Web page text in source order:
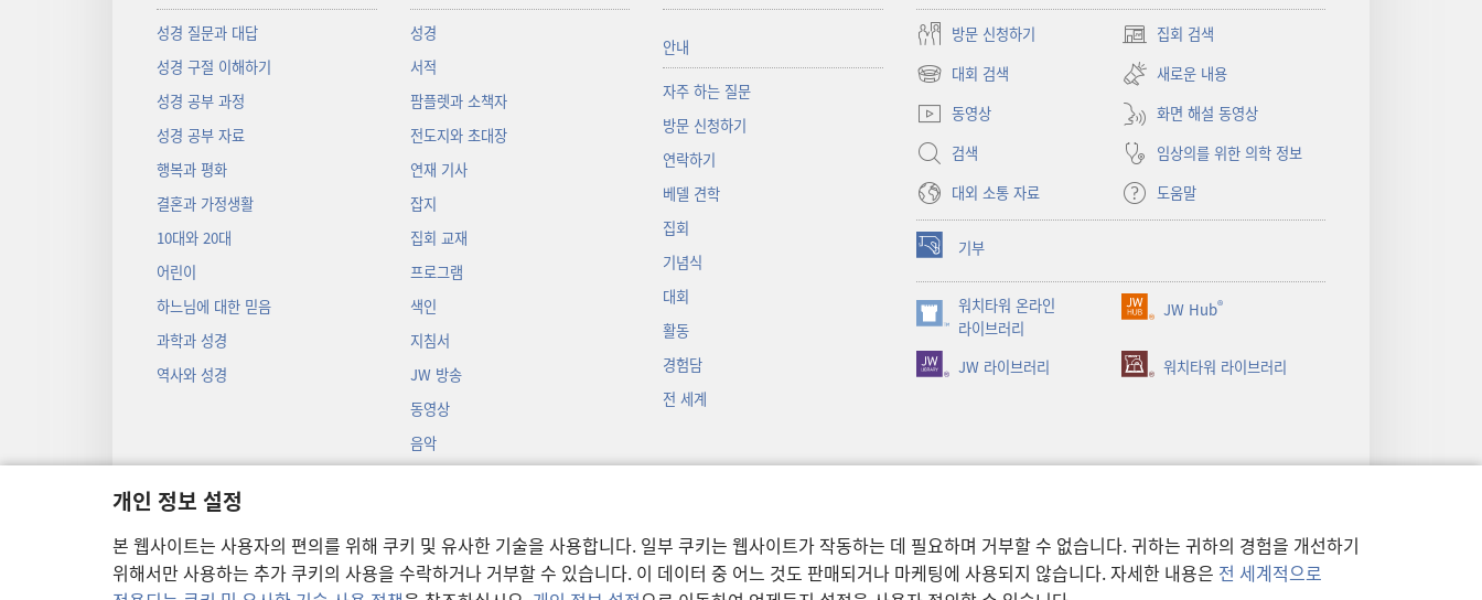
개인 정보 설정
본 웹사이트는 사용자의 편의를 위해 쿠키 및 유사한 기술을 사용합니다. 일부 쿠키는 웹사이트가 작동하는 데 필요하며 거부할 수 없습니다. 귀하는 귀하의 경험을 개선하기
위해서만 사용하는 추가 쿠키의 사용을 수락하거나 거부할 수 있습니다. 이 데이터 중 어느 것도 판매되거나 마케팅에 사용되지 않습니다. 자세한 내용은 전 세계적으로
성경 질문과 대답
성경 구절 이해하기
성경 공부 과정
성경 공부 자료
행복과 평화
결혼과 가정생활
10대와 20대
어린이
하느님에 대한 믿음
과학과 성경
역사와 성경
성경
서적
팜플렛과 소책자
전도지와 초대장
연재 기사
잡지
집회 교재
프로그램
색인
지침서
JW 방송
동영상
음악
안내
자주 하는 질문
방문 신청하기
연락하기
베델 견학
집회
기념식
대회
활동
경험담
전 세계
방문 신청하기 집회 검색
(새로운
창
열기)
대회 검색
(새로운
창
새로운 내용
동영상
화면 해설 동영상
검색
임상의를 위한 의학 정보
대외 소통 자료
도움말
기부
(새로운
창
열기)
워치타워 온라인
라이브러리
(새로운
창
열기)
JW Hub®
(새로운
열기)
JW 라이브러리 워치타워 라이브러리